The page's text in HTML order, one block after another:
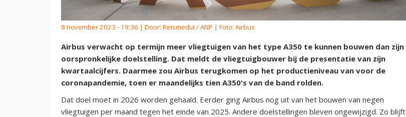
8 november 2023 - 19:36 | Door: Reismedia / ANP | Foto: Airbus
Airbus verwacht op termijn meer vliegtuigen van het type A350 te kunnen bouwen dan zijn
oorspronkelijke doelstelling. Dat meldt de vliegtuigbouwer bij de presentatie van zijn
kwartaalcijfers. Daarmee zou Airbus terugkomen op het productieniveau van voor de
coronapandemie, toen er maandelijks tien A350's van de band rolden.
Dat doel moet in 2026 worden gehaald. Eerder ging Airbus nog uit van het bouwen van negen
vliegtuigen per maand tegen het einde van 2025. Andere doelstellingen bleven ongewijzigd. Zo blijft